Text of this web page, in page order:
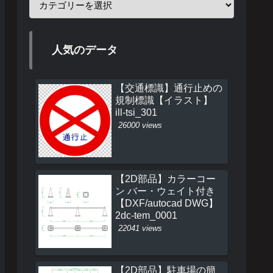
人気のデータ
【交通標識】通行止めの
規制標識【イラスト】
ill-tsi_301
26000 views
【2D部品】カラーコー
ン バー・ウェイト付き
【DXF/autocad DWG】
2dc-tem_0001
22041 views
【2D部品】駐車場の簡